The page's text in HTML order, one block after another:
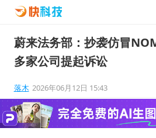
蔚来法务部：抄袭仿冒
多家公司提起诉讼
落木 2026年06月12日 15:43